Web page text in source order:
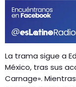
La trama sigue a
México, tras sus
Carnage».